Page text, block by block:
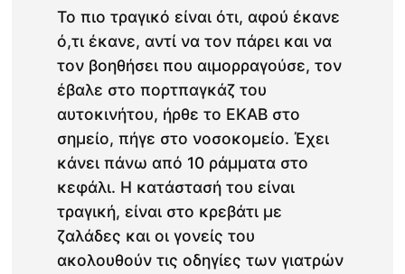
Το πιο τραγικό είναι ότι, αφού έκανε
ό,τι έκανε, αντί να τον πάρει και να
τον βοηθήσει που αιμορραγούσε, τον
έβαλε στο πορτπαγκάζ του
αυτοκινήτου, ήρθε το ΕΚΑΒ στο
σημείο, πήγε στο νοσοκομείο. Έχει
κάνει πάνω από 10 ράμματα στο
κεφάλι. Η κατάστασή του είναι
τραγική, είναι στο κρεβάτι με
ζαλάδες και οι γονείς του
ακολουθούν τις οδηγίες των γιατρών